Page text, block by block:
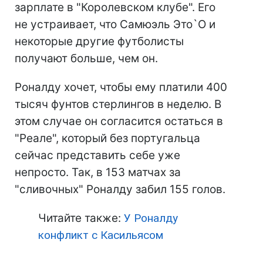
зарплате в "Королевском клубе". Его
не устраивает, что Самюэль Это`О и
некоторые другие футболисты
получают больше, чем он.
Роналду хочет, чтобы ему платили 400
тысяч фунтов стерлингов в неделю. В
этом случае он согласится остаться в
"Реале", который без португальца
сейчас представить себе уже
непросто. Так, в 153 матчах за
"сливочных" Роналду забил 155 голов.
Читайте также: У Роналду
конфликт с Касильясом